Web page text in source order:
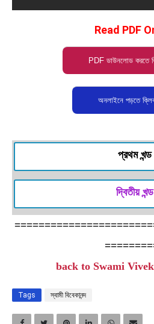
Read PDF
প্রথম খন্ড
দ্বিতীয় খন্ড
back to Swami
Tags স্বামী বিবেকানন্দ